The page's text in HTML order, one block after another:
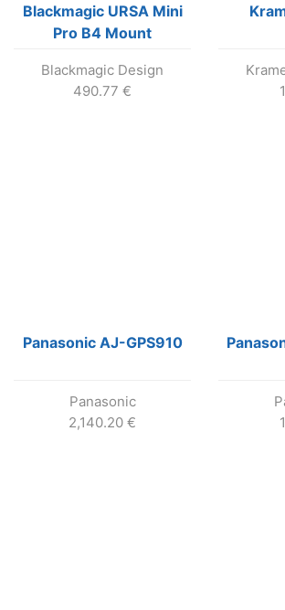
Blackmagic URSA Mini
Pro B4 Mount
Blackmagic Design
490.77 €
Panasonic AJ-GPS910
Panasonic
2,140.20 €